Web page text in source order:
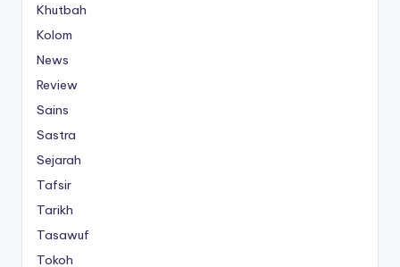
Khutbah
Kolom
News
Review
Sains
Sastra
Sejarah
Tafsir
Tarikh
Tasawuf
Tokoh